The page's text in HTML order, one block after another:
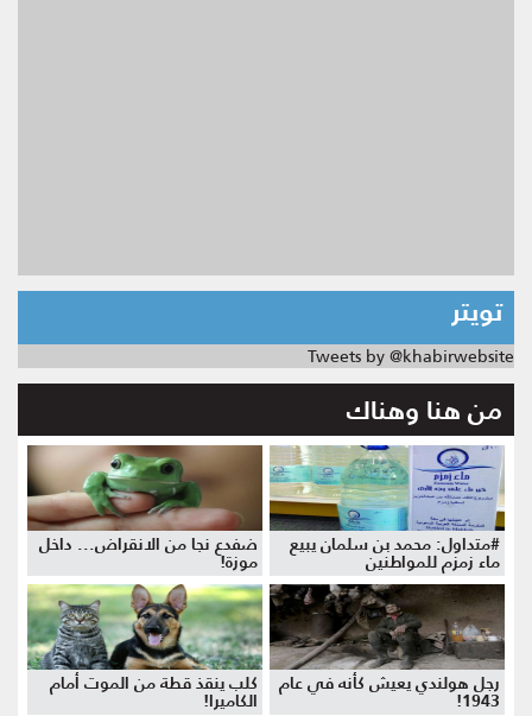
تويتر
Tweets by @khabirwebsite
من هنا وهناك
#متداول: محمد بن سلمان يبيع
ماء زمزم للمواطنين
ضفدع نجا من الانقراض... داخل
موزة!
رجل هولندي يعيش كأنه في عام
1943!
كلب ينقذ قطة من الموت أمام
الكاميرا!